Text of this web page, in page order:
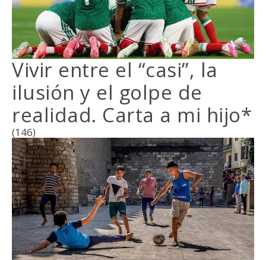
Vivir entre el “casi”, la
ilusión y el golpe de
realidad. Carta a mi hijo*
(146)